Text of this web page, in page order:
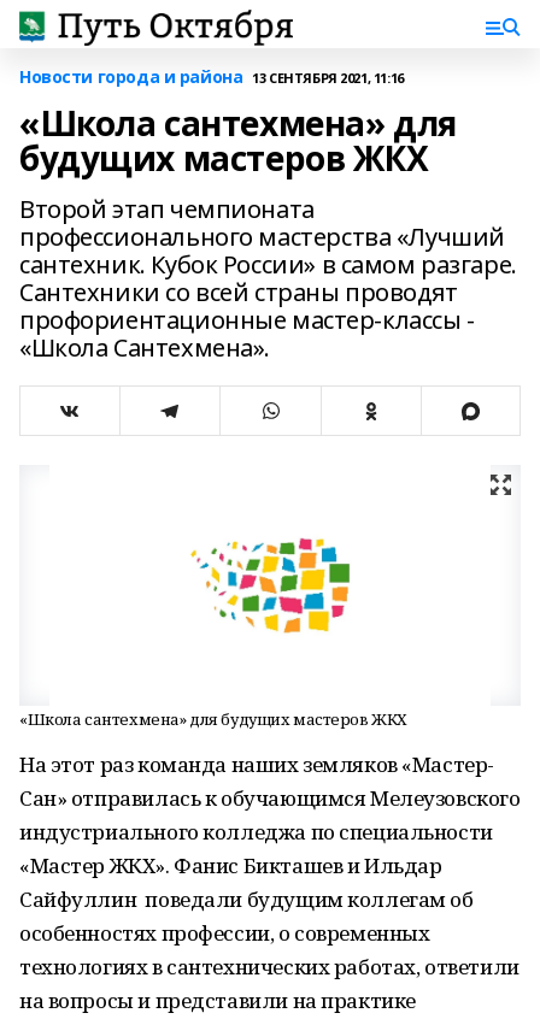
Новости города и района 13 СЕНТЯБРЯ 2021, 11:16
«Школа сантехмена» для
будущих мастеров ЖКХ
Второй этап чемпионата
профессионального мастерства «Лучший
сантехник. Кубок России» в самом разгаре.
Сантехники со всей страны проводят
профориентационные мастер-классы -
«Школа Сантехмена».
«Школа сантехмена» для будущих мастеров ЖКХ
На этот раз команда наших земляков «Мастер-
Сан» отправилась к обучающимся Мелеузовского
индустриального колледжа по специальности
«Мастер ЖКХ». Фанис Бикташев и Ильдар
Сайфуллин поведали будущим коллегам об
особенностях профессии, о современных
технологиях в сантехнических работах, ответили
на вопросы и представили на практике